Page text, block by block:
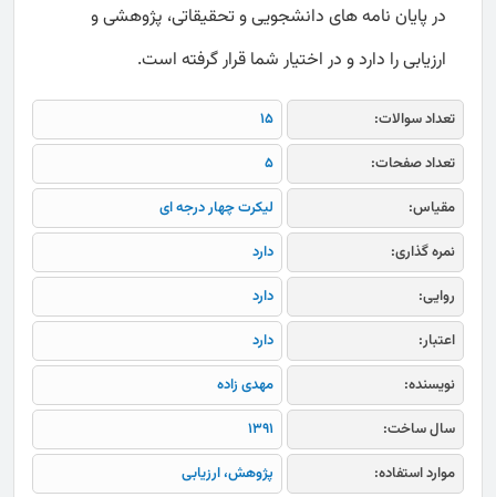
در پایان نامه های دانشجویی و تحقیقاتی، پژوهشی و
ارزیابی را دارد و در اختیار شما قرار گرفته است.
تعداد سوالات:
15
تعداد صفحات:
5
مقیاس:
لیکرت چهار درجه ای
نمره گذاری:
دارد
روایی:
دارد
اعتبار:
دارد
نویسنده:
مهدی زاده
سال ساخت:
1391
موارد استفاده:
پژوهش، ارزیابی